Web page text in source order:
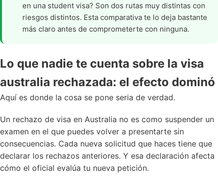
en una student visa? Son dos rutas muy distintas con
riesgos distintos. Esta comparativa te lo deja bastante
más claro antes de comprometerte con ninguna.
Lo que nadie te cuenta sobre la visa
australia rechazada: el efecto dominó
Aquí es donde la cosa se pone seria de verdad.
Un rechazo de visa en Australia no es como suspender un
examen en el que puedes volver a presentarte sin
consecuencias. Cada nueva solicitud que haces tiene que
declarar los rechazos anteriores. Y esa declaración afecta
cómo el oficial evalúa tu nueva petición.